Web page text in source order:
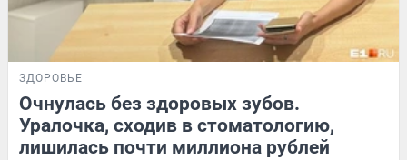
ЗДОРОВЬЕ
Очнулась без здоровых зубов.
Уралочка, сходив в стоматологию,
лишилась почти миллиона рублей